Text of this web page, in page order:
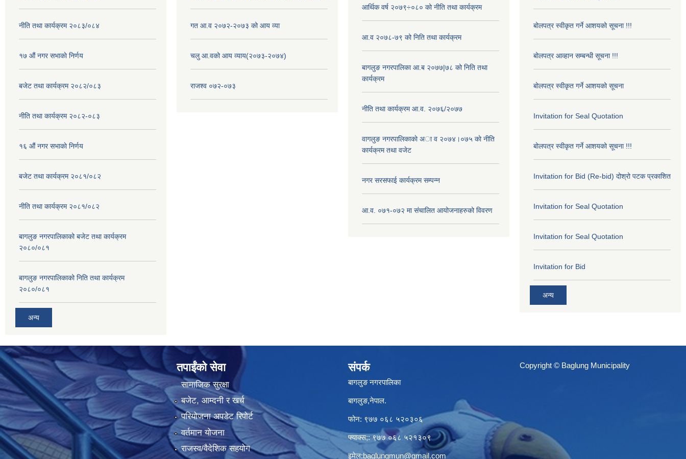
नीति तथा कार्यक्रम २०८३/०८४
१७ ‌‍औं नगर सभाकाे निर्णय
बजेट तथा कार्यक्रम २०८२/०८३
नीति तथा कार्यक्रम २०८२-०८३
१६ ‌औं नगर सभाकाे निर्णय
बजेट तथा कार्यक्रम २०८१/०८२
नीति तथा कार्यक्रम २०८१/०८२
बागलुङ नगरपालिकाको बजेट तथा कार्यक्रम
२०८०/०८१
बागलुङ नगरपालिकाको निति तथा कार्यक्रम
२०८०/०८१
अन्य
गत आ.व २०७२-२०७३ को आय व्या
चलु आ.वको आय व्याय(२०७३-२०७४)
राजश्व ०७२-०७३
आर्थिक वर्ष २०७९÷०८० को नीति तथा कार्यक्रम
आ.व २०७८-७९ को निति तथा कार्यक्रम
बागलुङ नगरपालिका आ.ब २०७७|७८ को निति तथा
कार्यक्रम
नीति तथा कार्यक्रम आ.व. २०७६/२०७७
वागलुङ नगरपालिकाकाे अा‍ व २०७४।०७५ काे नीति
कार्यक्रम तथा वजेट
नगर सरसफाई कार्यक्रम सम्पन्न
आ.व. ०७१-०७२ मा संचालित आयोजनाहरुको विवरण
बोलपत्र स्वीकृत गर्ने आशयको सूचना !!!
बोलपत्र आव्हान सम्बन्धी सूचना !!!
बोलपत्र स्वीकृत गर्ने आशयको सूचना
Invitation for Seal Quotation
बोलपत्र स्वीकृत गर्ने आशयको सूचना !!!
Invitation for Bid (Re-bid) दोश्रो पटक प्रकाशित
Invitation for Seal Quotation
Invitation for Seal Quotation
Invitation for Bid
अन्य
तपाईंको सेवा
सामाजिक सुरक्षा
बजेट, आम्दनी र खर्च
परियोजना अपडेट रिपोर्ट
वर्तमान योजना
राजस्व/वैदेशिक सहयोग
संपर्क
बागलुङ नगरपालिका
बागलुङ,नेपाल.
फोन: ९७७ ०६८ ५२०३०६
फ्याक्स;: ९७७ ०६८ ५२१३०९
इमेल:baglungmun@gmail.com
Copyright © Baglung Municipality